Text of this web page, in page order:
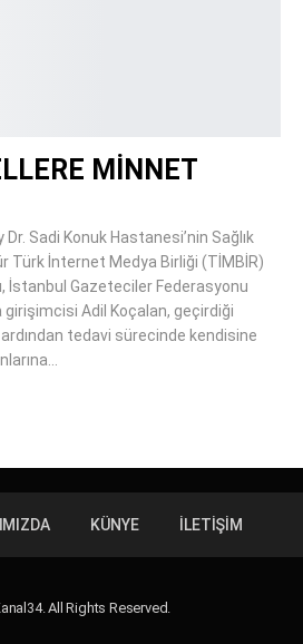
MİNNET
Dr. Sadi Konuk Hastanesi’nin Sağlık
Türk İnternet Medya Birliği (TİMBİR)
İstanbul Gazeteciler Federasyonu
girişimcisi Adil Koçalan, geçirdiği
ardından tedavi sürecinde kendisine
KÜNYE İLETIŞIM
All Rights Reserved.